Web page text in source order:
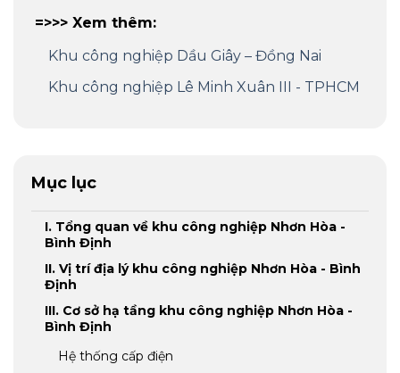
=>>> Xem thêm:
Khu công nghiệp Dầu Giây – Đồng Nai
Khu công nghiệp Lê Minh Xuân III - TPHCM
Mục lục
I. Tổng quan về khu công nghiệp Nhơn Hòa -
Bình Định
II. Vị trí địa lý khu công nghiệp Nhơn Hòa - Bình
Định
III. Cơ sở hạ tầng khu công nghiệp Nhơn Hòa -
Bình Định
Hệ thống cấp điện